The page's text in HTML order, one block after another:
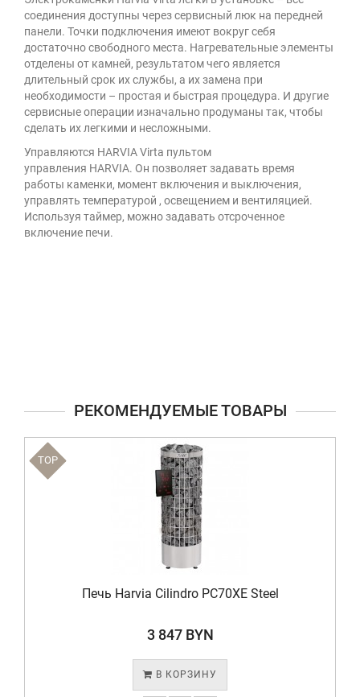
соединения доступны через сервисный люк на передней
панели. Точки подключения имеют вокруг себя
достаточно свободного места. Нагревательные элементы
отделены от камней, результатом чего является
длительный срок их службы, а их замена при
необходимости – простая и быстрая процедура. И другие
сервисные операции изначально продуманы так, чтобы
сделать их легкими и несложными.
Управляются HARVIA Virta пультом
управления HARVIA. Он позволяет задавать время
работы каменки, момент включения и выключения,
управлять температурой , освещением и вентиляцией.
Используя таймер, можно задавать отсроченное
включение печи.
РЕКОМЕНДУЕМЫЕ ТОВАРЫ
TOP
Печь Harvia Cilindro PC70XE Steel
3 847 BYN
В КОРЗИНУ